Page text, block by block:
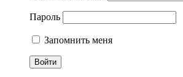
Пароль
Запомнить меня